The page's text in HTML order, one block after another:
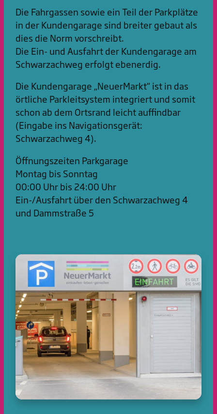
Die Fahrgassen sowie ein Teil der Parkplätze
in der Kundengarage sind breiter gebaut als
dies die Norm vorschreibt.
Die Ein- und Ausfahrt der Kundengarage am
Schwarzachweg erfolgt ebenerdig.
Die Kundengarage „NeuerMarkt“ ist in das
örtliche Parkleitsystem integriert und somit
schon ab dem Ortsrand leicht auffindbar
(Eingabe ins Navigationsgerät:
Schwarzachweg 4).
Öffnungszeiten Parkgarage
Montag bis Sonntag
00:00 Uhr bis 24:00 Uhr
Ein-/Ausfahrt über den Schwarzachweg 4
und Dammstraße 5